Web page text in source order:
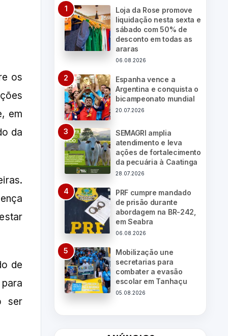
os
em
da
de
ser
Loja da Rose promove
liquidação nesta sexta e
sábado com 50% de
desconto em todas as
araras
06.08.2026
Espanha vence a
Argentina e conquista o
bicampeonato mundial
20.07.2026
SEMAGRI amplia
atendimento e leva
ações de fortalecimento
da pecuária à Caatinga
28.07.2026
PRF cumpre mandado
de prisão durante
abordagem na BR-242,
em Seabra
06.08.2026
Mobilização une
secretarias para
combater a evasão
escolar em Tanhaçu
05.08.2026